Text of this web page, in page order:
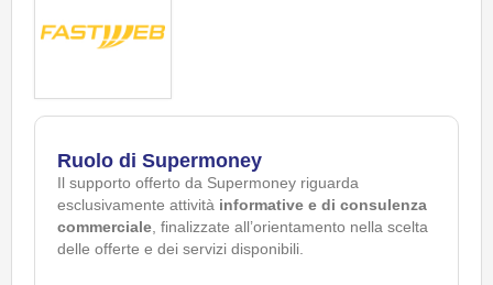
Ruolo di Supermoney
Il supporto offerto da Supermoney riguarda
esclusivamente attività informative e di consulenza
commerciale , finalizzate all’orientamento nella scelta
delle offerte e dei servizi disponibili.